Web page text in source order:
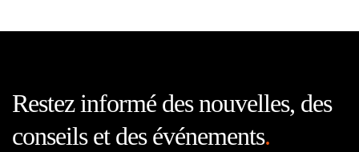
Restez informé des nouvelles, des
conseils et des événements.